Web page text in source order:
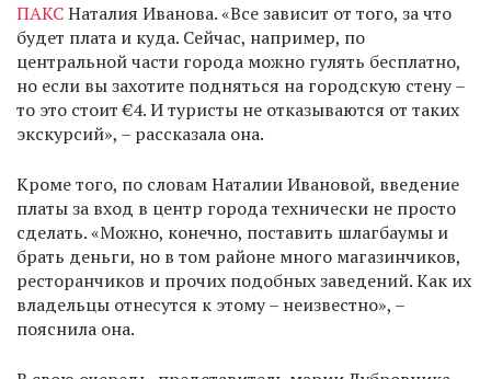
ПАКСНаталия Иванова. «Все зависит от того, за что
будет плата и куда. Сейчас, например, по
центральной части города можно гулять бесплатно,
но если вы захотите подняться на городскую стену –
то это стоит €4. И туристы не отказываются от таких
экскурсий», – рассказала она.
Кроме того, по словам Наталии Ивановой, введение
платы за вход в центр города технически не просто
сделать. «Можно, конечно, поставить шлагбаумы и
брать деньги, но в том районе много магазинчиков,
ресторанчиков и прочих подобных заведений. Как их
владельцы отнесутся к этому – неизвестно», –
пояснила она.